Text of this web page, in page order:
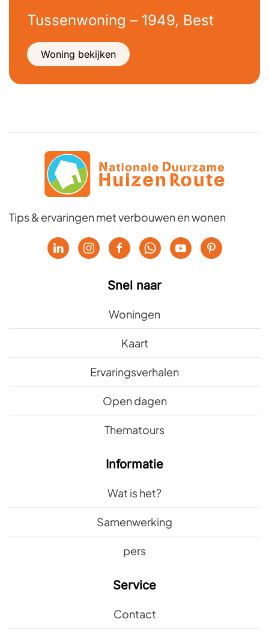
Tussenwoning – 1949, Best
Woning bekijken
Tips & ervaringen met verbouwen en wonen
Snel naar
Woningen
Kaart
Ervaringsverhalen
Open dagen
Thematours
Informatie
Wat is het?
Samenwerking
pers
Service
Contact